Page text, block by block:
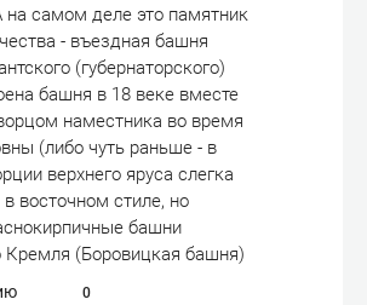
на самом деле это памятник
- въездная башня
(губернаторского)
башня в 18 веке вместе
наместника во время
(либо чуть раньше - в
верхнего яруса слегка
восточном стиле, но
башни
Кремля (Боровицкая башня)
0